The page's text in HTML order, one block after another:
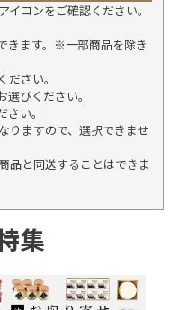
コンをご確認ください。
きます。※一部商品を除き
さい。
びください。
い。
りますので、選択できませ
品と同送することはできま
集